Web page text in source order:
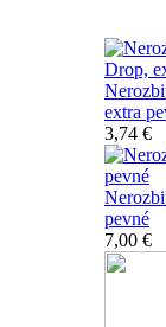
extra
3,74 €
pevné
7,00 €